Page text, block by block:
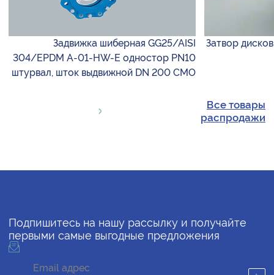
Задвижка шиберная GG25/AISI
304/EPDM A-01-HW-E одностор PN10
штурвал, шток выдвижной DN 200 CMO
Затвор
Все товары
распродажи
Подпишитесь на нашу рассылку и получайте
первыми самые выгодные предложения